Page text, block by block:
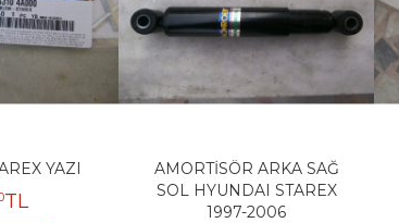
YAZI
TL
AMORTİSÖR ARKA SAĞ
SOL HYUNDAI STAREX
1997-2006